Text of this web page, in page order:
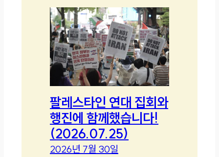
팔레스타인 연대 집회와
행진에 함께했습니다!
(2026.07.25)
2026년 7월 30일